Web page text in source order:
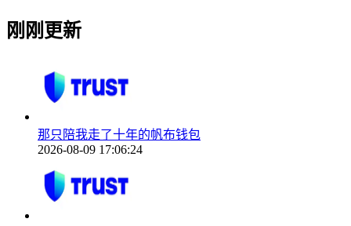
刚刚更新
那只陪我走了十年的帆布钱包
2026-08-09 17:06:24